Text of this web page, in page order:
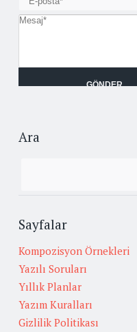
Ara
Sayfalar
Kompozisyon Örnekleri
Yazılı Soruları
Yıllık Planlar
Yazım Kuralları
Gizlilik Politikası